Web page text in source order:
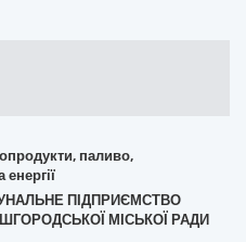
паливо,
ПІДПРИЄМСТВО
МІСЬКОЇ РАДИ